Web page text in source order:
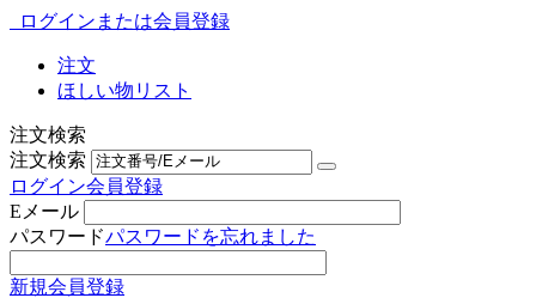
ログインまたは会員登録
注文
ほしい物リスト
注文検索
注文検索
ログイン会員登録
Eメール
パスワードパスワードを忘れました
新規会員登録